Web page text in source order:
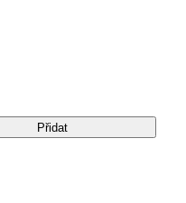
Přidat